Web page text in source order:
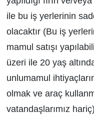
ile bu iş yerlerinin
olacaktır (Bu iş
mamul satışı
üzeri ile 20 yaş
unlumamul
olmak ve araç
vatandaşlarımız